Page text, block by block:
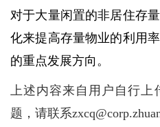
对于大量闲置的非居住存
化来提高存量物业的利用
的重点发展方向。
上述内容来自用户自行上
题，请联系